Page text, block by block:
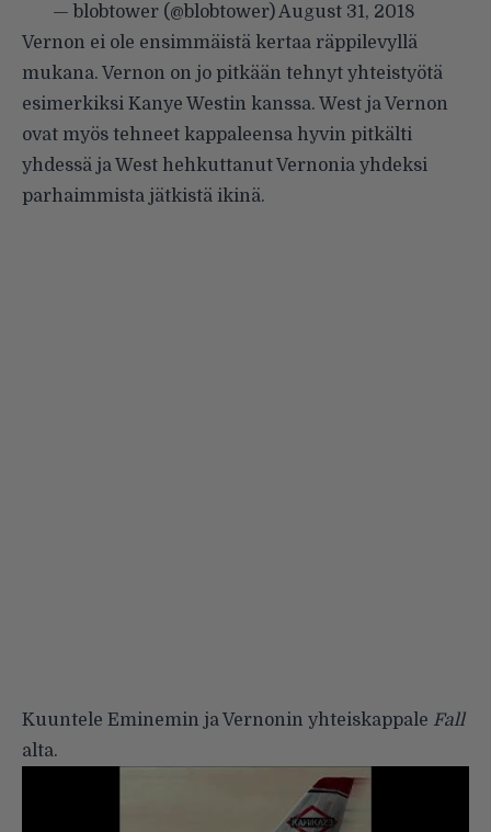
— blobtower (@blobtower)August 31, 2018
Vernon ei ole ensimmäistä kertaa räppilevyllä
mukana. Vernon on jo pitkään tehnyt yhteistyötä
esimerkiksi Kanye Westin kanssa. West ja Vernon
ovat myös tehneet kappaleensa hyvin pitkälti
yhdessä ja West hehkuttanut Vernonia yhdeksi
parhaimmista jätkistä ikinä.
Kuuntele Eminemin ja Vernonin yhteiskappale Fall
alta.